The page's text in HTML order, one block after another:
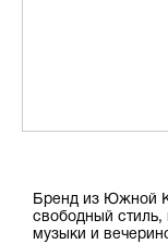
Бренд из Южной
свободный стиль,
музыки и